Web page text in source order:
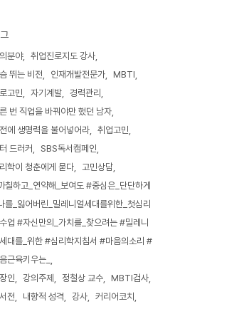
분야
취업진로지도 강사
뛰는 비전
인재개발전문가
MBTI
고민
자기계발
경력관리
번 직업을 바꿔야만 했던 남자
에 생명력을 불어넣어라
취업고민
드러커
SBS독서캠페인
학이 청춘에게 묻다
고민상담
칠하고_연약해_보여도 #중심은_단단하게
를_잃어버린_밀레니얼세대를위한_첫심리
업 #자신만의_가치를_찾으려는 #밀레니
대를_위한 #심리학지침서 #마음의소리 #
근육키우는_
인
강의주제 정철상 교수
MBTI검사
전
내향적 성격 강사
커리어코치